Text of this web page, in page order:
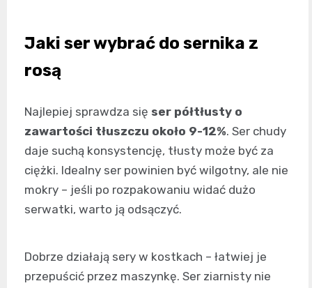
Jaki ser wybrać do sernika z
rosą
Najlepiej sprawdza się ser półtłusty o
zawartości tłuszczu około 9-12%. Ser chudy
daje suchą konsystencję, tłusty może być za
ciężki. Idealny ser powinien być wilgotny, ale nie
mokry – jeśli po rozpakowaniu widać dużo
serwatki, warto ją odsączyć.
Dobrze działają sery w kostkach – łatwiej je
przepuścić przez maszynkę. Ser ziarnisty nie